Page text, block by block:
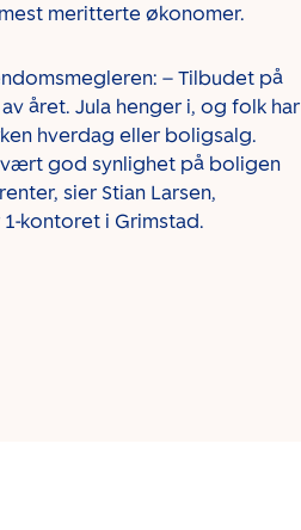
meritterte økonomer.
– Tilbudet på
året. Jula henger i, og folk har
hverdag eller boligsalg.
god synlighet på boligen
sier Stian Larsen,
kontoret i Grimstad.